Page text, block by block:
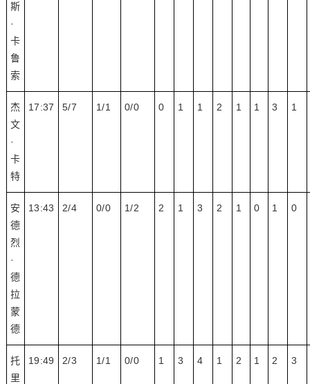
斯
·
卡
鲁
索
杰
文
·
卡
特
17:37 5/7 1/1 0/0 0 1 1 2 1 1 3 1
安
德
烈
·
德
拉
蒙
德
13:43 2/4 0/0 1/2 2 1 3 2 1 0 1 0
托
里
19:49 2/3 1/1 0/0 1 3 4 1 2 1 2 3